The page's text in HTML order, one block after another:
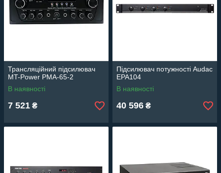
Трансляційний підсилювач
MT-Power PMA-65-2
В наявності
7 521 ₴
Підсилювач потужності Audac
EPA104
В наявності
40 596 ₴